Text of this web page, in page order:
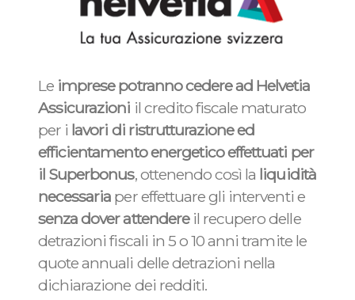
Le imprese potranno cedere ad Helvetia
Assicurazioni il credito fiscale maturato
per i lavori di ristrutturazione ed
efficientamento energetico effettuati per
il Superbonus, ottenendo così la liquidità
necessaria per effettuare gli interventi e
senza dover attendereil recupero delle
detrazioni fiscali in 5 o 10 anni tramite le
quote annuali delle detrazioni nella
dichiarazione dei redditi.